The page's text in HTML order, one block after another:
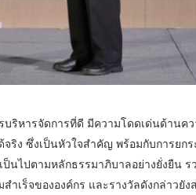
ริหารจัดการที่ดี มีความโดดเด่นด้านค
ริง ซึ่งเป็นหัวใจสำคัญ พร้อมกับการย
นไปตามหลักธรรมาภิบาลอย่างยั่งยืน
เร็จขององค์กร และรางวัลดังกล่าวยั